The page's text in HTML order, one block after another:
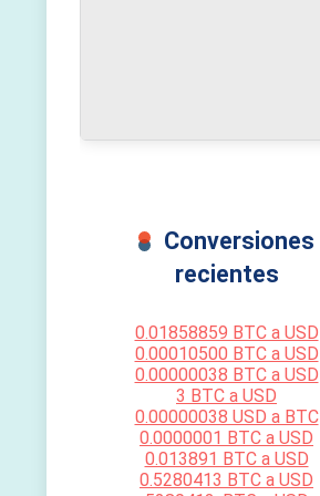
Conversiones
recientes
0.01858859 BTC a USD
0.00010500 BTC a USD
0.00000038 BTC a USD
3 BTC a USD
0.00000038 USD a BTC
0.0000001 BTC a USD
0.013891 BTC a USD
0.5280413 BTC a USD